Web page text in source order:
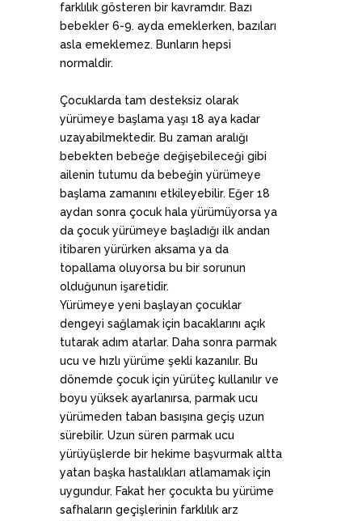
farklılık gösteren bir kavramdır. Bazı
bebekler 6-9. ayda emeklerken, bazıları
asla emeklemez. Bunların hepsi
normaldir.
Çocuklarda tam desteksiz olarak
yürümeye başlama yaşı 18 aya kadar
uzayabilmektedir. Bu zaman aralığı
bebekten bebeğe değişebileceği gibi
ailenin tutumu da bebeğin yürümeye
başlama zamanını etkileyebilir. Eğer 18
aydan sonra çocuk hala yürümüyorsa ya
da çocuk yürümeye başladığı ilk andan
itibaren yürürken aksama ya da
topallama oluyorsa bu bir sorunun
olduğunun işaretidir.
Yürümeye yeni başlayan çocuklar
dengeyi sağlamak için bacaklarını açık
tutarak adım atarlar. Daha sonra parmak
ucu ve hızlı yürüme şekli kazanılır. Bu
dönemde çocuk için yürüteç kullanılır ve
boyu yüksek ayarlanırsa, parmak ucu
yürümeden taban basışına geçiş uzun
sürebilir. Uzun süren parmak ucu
yürüyüşlerde bir hekime başvurmak altta
yatan başka hastalıkları atlamamak için
uygundur. Fakat her çocukta bu yürüme
safhaların geçişlerinin farklılık arz